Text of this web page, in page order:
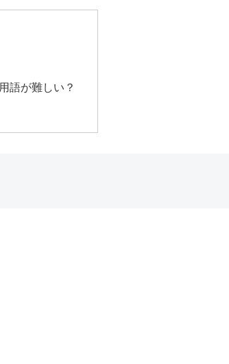
語が難しい？